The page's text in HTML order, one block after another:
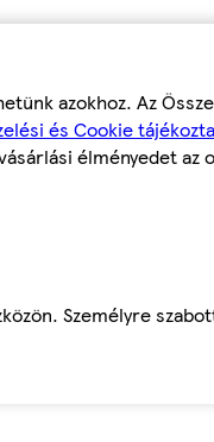
azokhoz. Az
és Cookie
élményedet az
Személyre